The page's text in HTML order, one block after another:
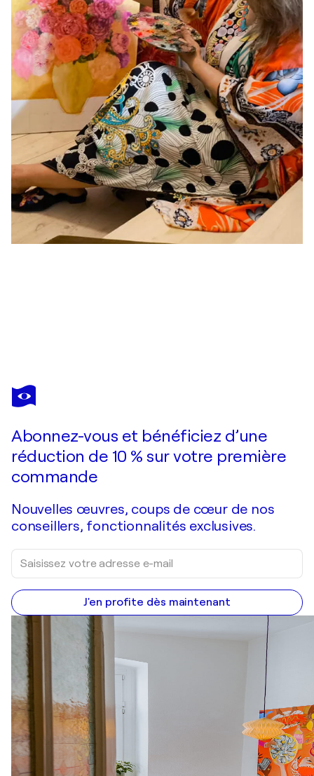
INESE ELIZABETE BRIMERBERGA
Satikšanās
Abonnez-vous et bénéficiez d’une
réduction de 10 % sur votre première
commande
Nouvelles œuvres, coups de cœur de nos
conseillers, fonctionnalités exclusives.
J'en profite dès maintenant